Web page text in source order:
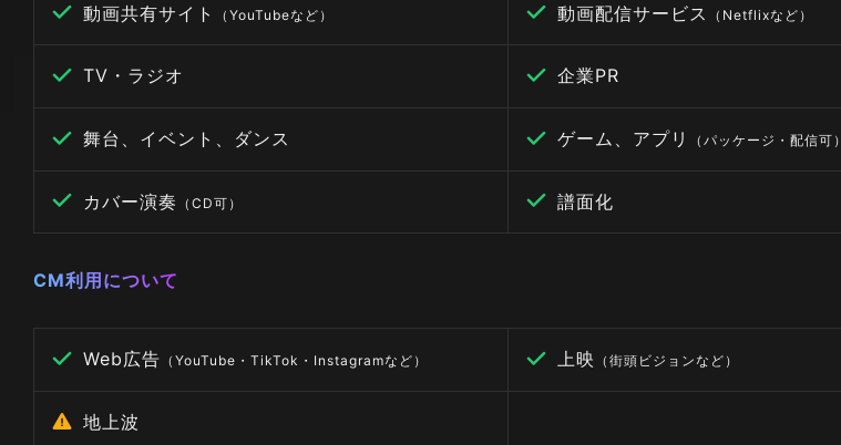
動画共有サイト （YouTubeなど） 動画配信サービス （Netflixなど）
TV・ラジオ 企業PR
舞台、イベント、ダンス ゲーム、アプリ （パッケージ・配信可）
カバー演奏 （CD可） 譜面化
CM利用について
Web広告 （YouTube・TikTok・Instagramなど） 上映 （街頭ビジョンなど）
地上波